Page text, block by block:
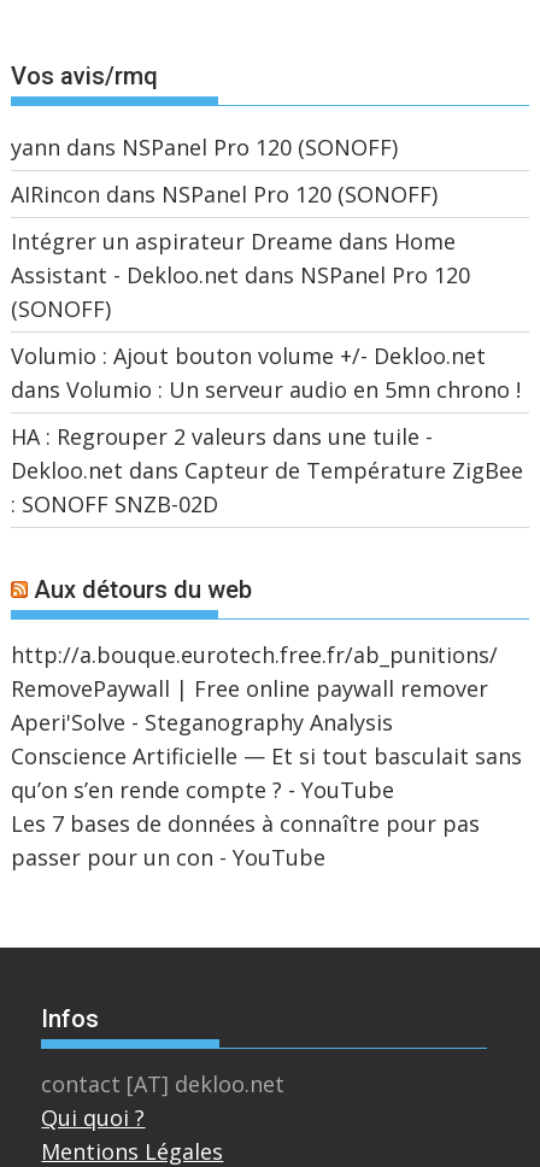
Vos avis/rmq
yann dans NSPanel Pro 120 (SONOFF)
AIRincon dans NSPanel Pro 120 (SONOFF)
Intégrer un aspirateur Dreame dans Home
Assistant - Dekloo.net dans NSPanel Pro 120
(SONOFF)
Volumio : Ajout bouton volume +/- Dekloo.net
dansVolumio : Un serveur audio en 5mn chrono !
HA : Regrouper 2 valeurs dans une tuile -
Dekloo.net dans Capteur de Température ZigBee
: SONOFF SNZB-02D
Aux détours du web
http://a.bouque.eurotech.free.fr/ab_punitions/
RemovePaywall | Free online paywall remover
Aperi'Solve - Steganography Analysis
Conscience Artificielle — Et si tout basculait sans
qu’on s’en rende compte ? - YouTube
Les 7 bases de données à connaître pour pas
passer pour un con - YouTube
Infos
contact [AT] dekloo.net
Qui quoi ?
Mentions Légales